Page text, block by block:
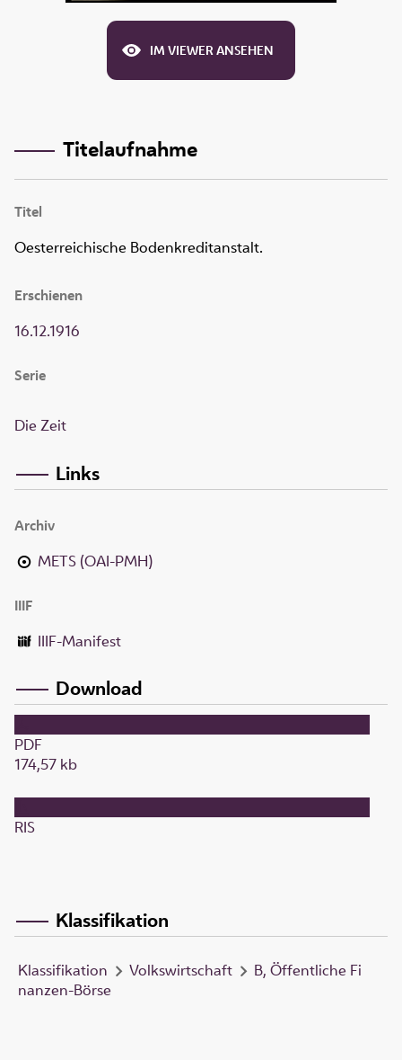
IM VIEWER ANSEHEN
Titelaufnahme
Titel
Oesterreichische Bodenkreditanstalt.
Erschienen
16.12.1916
Serie
Die Zeit
Links
Archiv
METS (OAI-PMH)
IIIF
IIIF-Manifest
Download
PDF
174,57 kb
RIS
Klassifikation
Klassifikation Volkswirtschaft
B, Öffentliche Fi
nanzen-Börse